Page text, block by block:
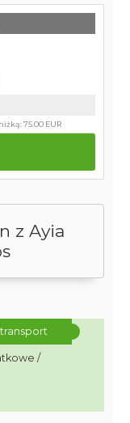
z Ayia
transport
/
75.00 EUR